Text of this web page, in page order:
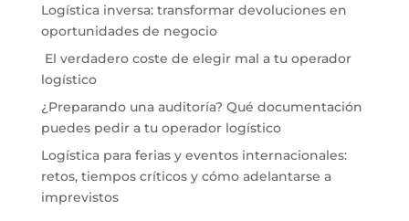
Logística inversa: transformar devoluciones en
oportunidades de negocio
El verdadero coste de elegir mal a tu operador
logístico
¿Preparando una auditoría? Qué documentación
puedes pedir a tu operador logístico
Logística para ferias y eventos internacionales:
retos, tiempos críticos y cómo adelantarse a
imprevistos